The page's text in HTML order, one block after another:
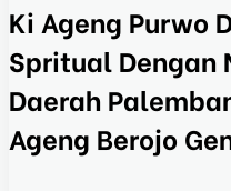
Ki Ageng Purwo
Spritual Dengan
Daerah
Ageng Berojo